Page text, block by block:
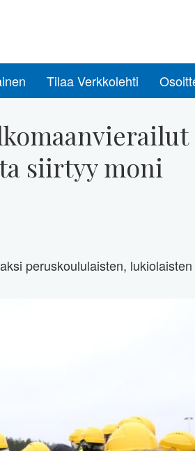
Tilaa Verkkolehti
siirtyy moni
peruskoululaisten, lukiolaisten